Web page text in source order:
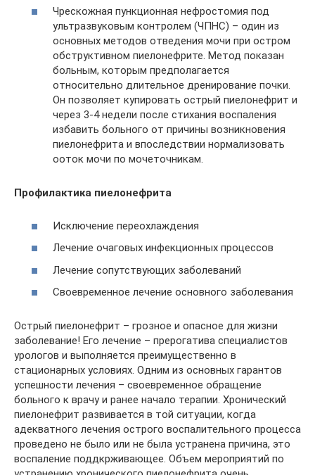
Чрескожная пункционная нефростомия под
ультразвуковым контролем (ЧПНС) – один из
основных методов отведения мочи при остром
обструктивном пиелонефрите. Метод показан
больным, которым предполагается
относительно длительное дренирование почки.
Он позволяет купировать острый пиелонефрит и
через 3-4 недели после стихания воспаления
избавить больного от причины возникновения
пиелонефрита и впоследствии нормализовать
ооток мочи по мочеточникам.
Профилактика пиелонефрита
Исключение переохлаждения
Лечение очаговых инфекционных процессов
Лечение сопутствующих заболеваний
Своевременное лечение основного заболевания
Острый пиелонефрит – грозное и опасное для жизни
заболевание! Его лечение – прерогатива специалистов
урологов и выполняется преимущественно в
стационарных условиях. Одним из основных гарантов
успешности лечения – своевременное обращение
больного к врачу и ранее начало терапии. Хронический
пиелонефрит развивается в той ситуации, когда
адекватного лечения острого воспалительного процесса
проведено не было или не была устранена причина, это
воспаление поддкрживающее. Объем мероприятий по